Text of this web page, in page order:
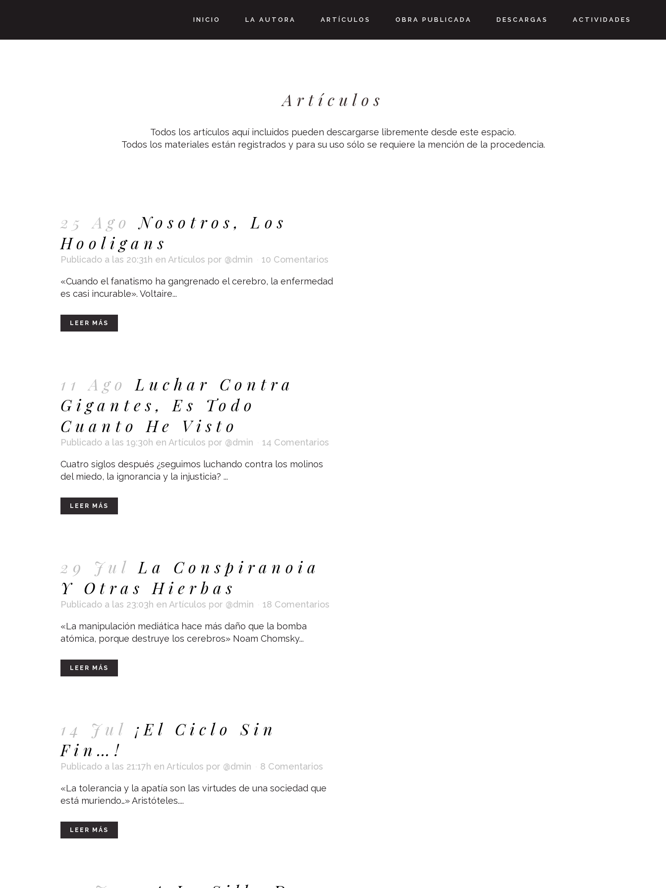
INICIO LA AUTORA ARTÍCULOS OBRA PUBLICADA DESCARGAS ACTIVIDADES
Artículos
Todos los artículos aquí incluidos pueden descargarse libremente desde este espacio.
Todos los materiales están registrados y para su uso sólo se requiere la mención de la procedencia.
25 Ago
Nosotros, Los
Hooligans
Publicado a las 20:31h en Artículos por @dmin 10 Comentarios
«Cuando el fanatismo ha gangrenado el cerebro, la enfermedad
es casi incurable». Voltaire...
LEER MÁS
11 Ago
Luchar Contra
Gigantes, Es Todo
Cuanto He Visto
Publicado a las 19:30h en Artículos por @dmin 14 Comentarios
Cuatro siglos después ¿seguimos luchando contra los molinos
del miedo, la ignorancia y la injusticia? ...
LEER MÁS
29 Jul La Conspiranoia
Y Otras Hierbas
Publicado a las 23:03h en Artículos por @dmin 18 Comentarios
«La manipulación mediática hace más daño que la bomba
atómica, porque destruye los cerebros» Noam Chomsky...
LEER MÁS
14 Jul ¡El Ciclo Sin
Fin…!
Publicado a las 21:17h en Artículos por @dmin 8 Comentarios
«La tolerancia y la apatía son las virtudes de una sociedad que
está muriendo…» Aristóteles....
LEER MÁS